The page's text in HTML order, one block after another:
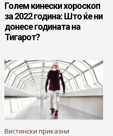
Голем кинески хороскоп
за 2022 година: Што ќе ни
донесе годината на
Тигарот?
Вистински приказни